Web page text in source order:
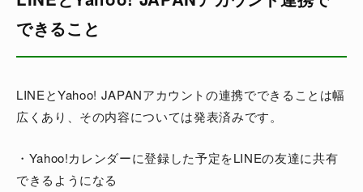
できること
LINEとYahoo! JAPANアカウントの連携でできることは幅
広くあり、その内容については発表済みです。
・Yahoo!カレンダーに登録した予定をLINEの友達に共有
できるようになる